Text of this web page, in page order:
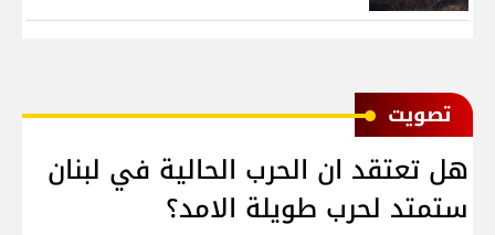
ﺗﺼﻮﻳﺖ
هل تعتقد ان الحرب الحالية في لبنان
ستمتد لحرب طويلة الامد؟